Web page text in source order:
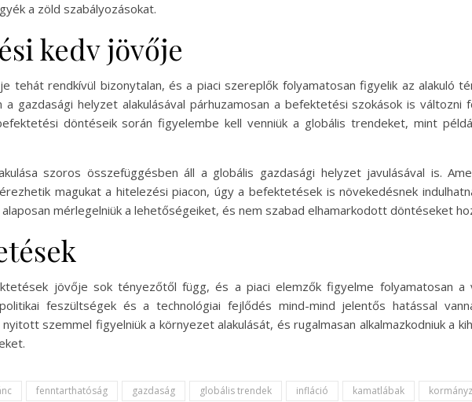
a zöld szabályozásokat.
kedv jövője
tehát rendkívül bizonytalan, és a piaci szereplők folyamatosan figyelik az alakuló
a gazdasági helyzet alakulásával párhuzamosan a befektetési szokások is változni
döntéseik során figyelembe kell venniük a globális trendeket, mint
szoros összefüggésben áll a globális gazdasági helyzet javulásával is.
magukat a hitelezési piacon, úgy a befektetések is növekedésnek
mérlegelniük a lehetőségeiket, és nem szabad elhamarkodott döntéseket
jövője sok tényezőtől függ, és a piaci elemzők figyelme folyamatosan a
feszültségek és a technológiai fejlődés mind-mind jelentős hatással
szemmel figyelniük a környezet alakulását, és rugalmasan alkalmazkodniuk a
fenntarthatóság gazdaság globális trendek infláció kamatlábak